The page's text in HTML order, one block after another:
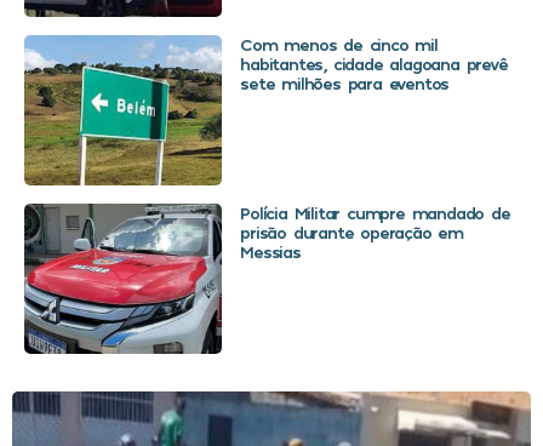
Com menos de cinco mil
habitantes, cidade alagoana prevê
sete milhões para eventos
Polícia Militar cumpre mandado de
prisão durante operação em
Messias